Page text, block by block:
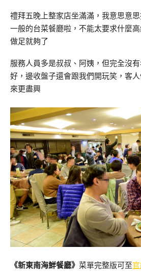
禮拜五晚上整家店坐滿滿，我意思意
一般的台菜餐廳啦，不能太要求什麼
做足就夠了
服務人員多是叔叔、阿姨，但完全沒
好，邊收盤子還會跟我們開玩笑，客
來更盡興
《新東南海鮮餐廳》 菜單完整版可至